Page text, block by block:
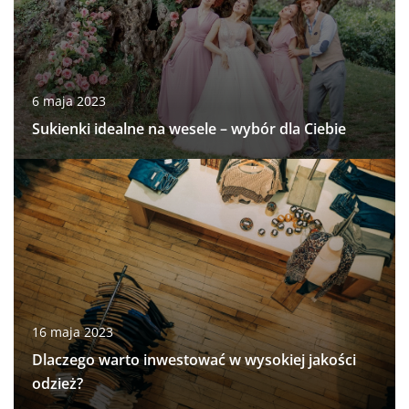
6 maja 2023
Sukienki idealne na wesele – wybór dla Ciebie
16 maja 2023
Dlaczego warto inwestować w wysokiej jakości
odzież?